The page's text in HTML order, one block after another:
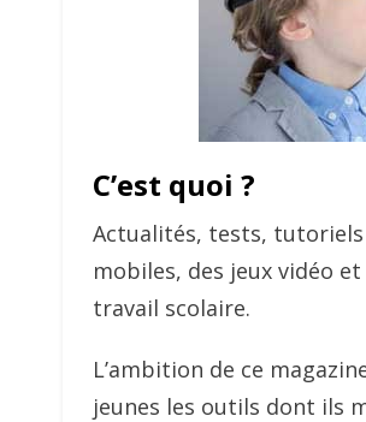
C’est quoi ?
Actualités, tests,
mobiles, des jeux vidéo
travail scolaire.
L’ambition de ce
jeunes les outils dont ils